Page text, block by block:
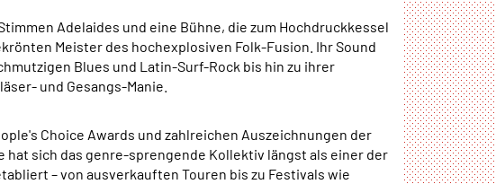
Adelaides und eine Bühne, die zum Hochdruckkessel
Meister des hochexplosiven Folk-Fusion. Ihr Sound
Blues und Latin-Surf-Rock bis hin zu ihrer
und Gesangs-Manie.
Choice Awards und zahlreichen Auszeichnungen der
hat sich das genre-sprengende Kollektiv längst als einer der
– von ausverkauften Touren bis zu Festivals wie